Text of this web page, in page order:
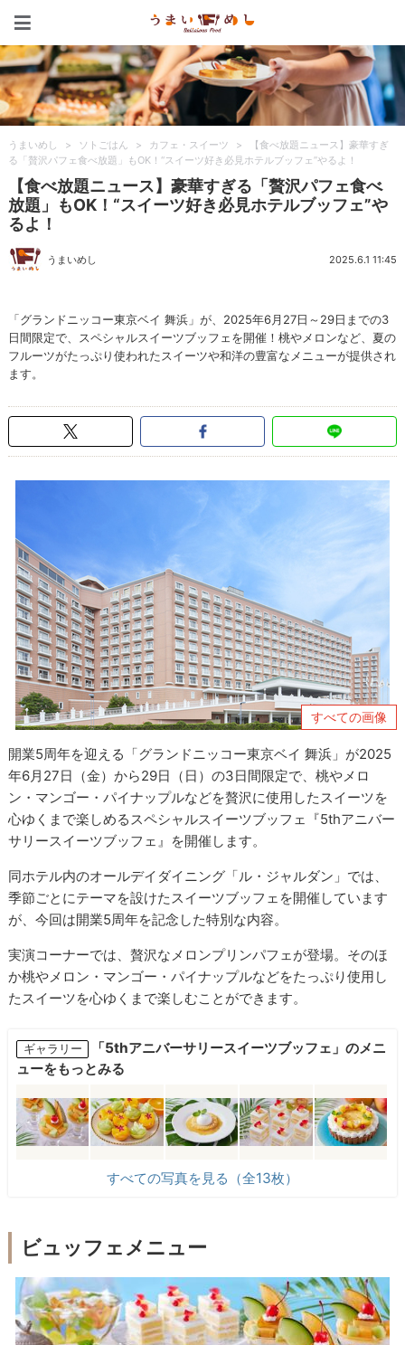
うまいめし > ソトごはん > カフェ・スイーツ >
【食べ放題ニュース】豪華すぎ
る「贅沢パフェ食べ放題」もOK！“スイーツ好き必見ホテルブッフェ”やるよ！
【食べ放題ニュース】豪華すぎる「贅沢パフェ食べ
放題」もOK！“スイーツ好き必見ホテルブッフェ”や
るよ！
うまいめし 2025.6.1 11:45
「グランドニッコー東京ベイ 舞浜」が、2025年6月27日～29日までの3
日間限定で、スペシャルスイーツブッフェを開催！桃やメロンなど、夏の
フルーツがたっぷり使われたスイーツや和洋の豊富なメニューが提供され
ます。
すべての画像
開業5周年を迎える「グランドニッコー東京ベイ 舞浜」が2025
年6月27日（金）から29日（日）の3日間限定で、桃やメロ
ン・マンゴー・パイナップルなどを贅沢に使用したスイーツを
心ゆくまで楽しめるスペシャルスイーツブッフェ『5thアニバー
サリースイーツブッフェ』を開催します。
同ホテル内のオールデイダイニング「ル・ジャルダン」では、
季節ごとにテーマを設けたスイーツブッフェを開催しています
が、今回は開業5周年を記念した特別な内容。
実演コーナーでは、贅沢なメロンプリンパフェが登場。そのほ
か桃やメロン・マンゴー・パイナップルなどをたっぷり使用し
たスイーツを心ゆくまで楽しむことができます。
ギャラリー
「5thアニバーサリースイーツブッフェ」のメニ
ューをもっとみる
すべての写真を見る（全13枚）
ビュッフェメニュー